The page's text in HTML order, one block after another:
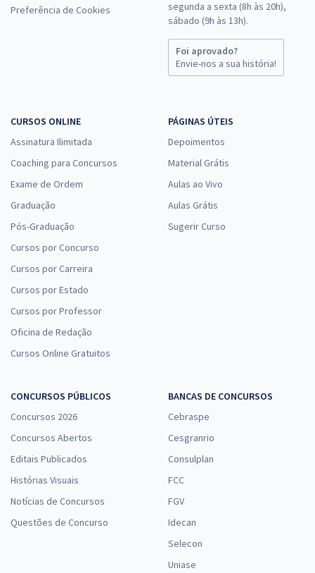
Preferência de Cookies
segunda a sexta (8h às 20h),
sábado (9h às 13h).
Foi aprovado?
Envie-nos a sua história!
CURSOS ONLINE
Assinatura Ilimitada
Coaching para Concursos
Exame de Ordem
Graduação
Pós-Graduação
Cursos por Concurso
Cursos por Carreira
Cursos por Estado
Cursos por Professor
Oficina de Redação
Cursos Online Gratuitos
PÁGINAS ÚTEIS
Depoimentos
Material Grátis
Aulas ao Vivo
Aulas Grátis
Sugerir Curso
CONCURSOS PÚBLICOS
Concursos 2026
Concursos Abertos
Editais Publicados
Histórias Visuais
Notícias de Concursos
Questões de Concurso
BANCAS DE CONCURSOS
Cebraspe
Cesgranrio
Consulplan
FCC
FGV
Idecan
Selecon
Uniase